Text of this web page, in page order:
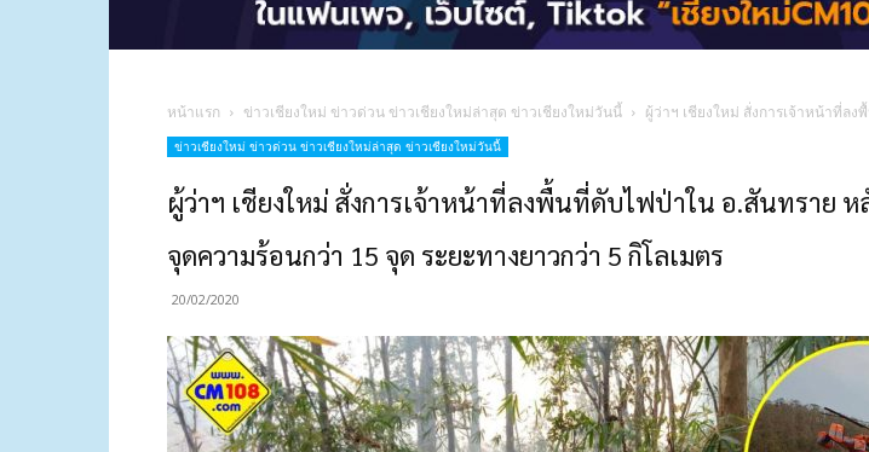
หน้าแรก ข่าวเชียงใหม่ ข่าวด่วน ข่าวเชียงใหม่ล่าสุด ข่าวเชียงใหม่วันนี้ ผู้ว่าฯ เชียงใหม่ สั่งการเจ้าหน้าที่ล
ข่าวเชียงใหม่ ข่าวด่วน ข่าวเชียงใหม่ล่าสุด ข่าวเชียงใหม่วันนี้
ผู้ว่าฯ เชียงใหม่ สั่งการเจ้าหน้าที่ลงพื้นที่ดับไฟป่าใน อ.สันทราย ห
จุดความร้อนกว่า 15 จุด ระยะทางยาวกว่า 5 กิโลเมตร
20/02/2020